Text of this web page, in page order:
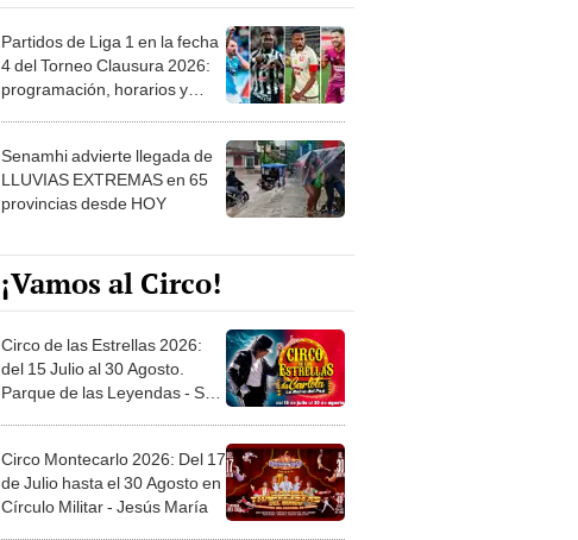
Partidos de Liga 1 en la fecha
4 del Torneo Clausura 2026:
programación, horarios y
Senamhi advierte llegada de
LLUVIAS EXTREMAS en 65
provincias desde HOY
¡Vamos al Circo!
Circo de las Estrellas 2026:
del 15 Julio al 30 Agosto.
Parque de las Leyendas - San
Circo Montecarlo 2026: Del 17
de Julio hasta el 30 Agosto en
Círculo Militar - Jesús María